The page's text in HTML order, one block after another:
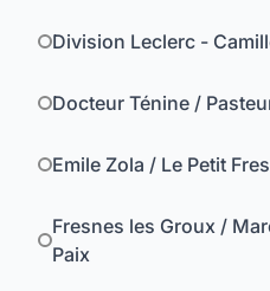
Division Leclerc -
Docteur Ténine /
Emile Zola / Le Petit
Fresnes les Groux /
Paix